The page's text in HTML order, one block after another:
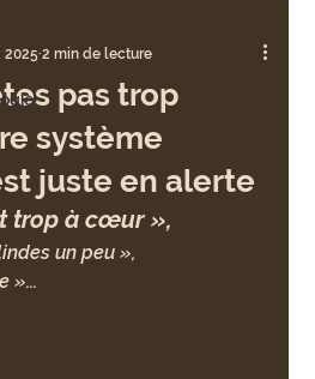
pas trop
système
juste en alerte
2025 2 min de lecture
trop à cœur »,
un peu »,
»...